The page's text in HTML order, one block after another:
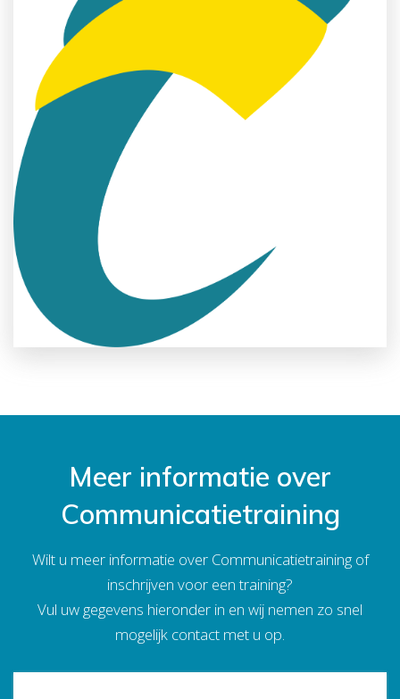
Meer informatie over
Communicatietraining
Wilt u meer informatie over Communicatietraining of
inschrijven voor een training?
Vul uw gegevens hieronder in en wij nemen zo snel
mogelijk contact met u op.